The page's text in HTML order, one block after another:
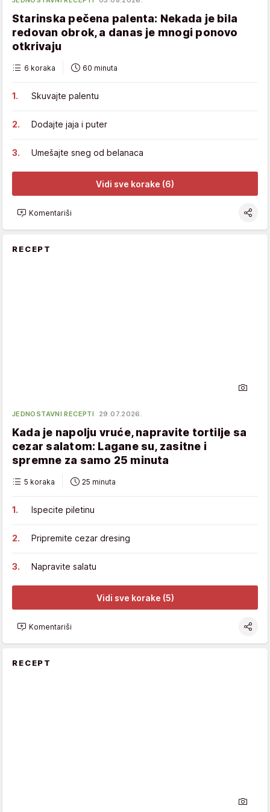
Starinska pečena palenta: Nekada je bila
redovan obrok, a danas je mnogi ponovo
otkrivaju
6 koraka 60 minuta
Skuvajte palentu
Dodajte jaja i puter
Umešajte sneg od belanaca
Vidi sve korake (6)
Komentariši
RECEPT
JEDNOSTAVNI RECEPTI 29.07.2026.
Kada je napolju vruće, napravite tortilje sa
cezar salatom: Lagane su, zasitne i
spremne za samo 25 minuta
5 koraka 25 minuta
Ispecite piletinu
Pripremite cezar dresing
Napravite salatu
Vidi sve korake (5)
Komentariši
RECEPT